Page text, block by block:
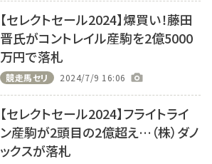
【セレクトセール2024】爆買い！藤田
晋氏がコントレイル産駒を2億5000
万円で落札
競走馬セリ 2024/7/9 16:06
【セレクトセール2024】フライトライ
ン産駒が2頭目の2億超え…（株）ダノ
ックスが落札